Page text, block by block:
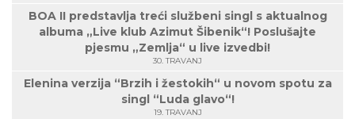
BOA II predstavlja treći službeni singl s aktualnog
albuma „Live klub Azimut Šibenik“! Poslušajte
pjesmu „Zemlja“ u live izvedbi!
30. TRAVANJ
Elenina verzija “Brzih i žestokih“ u novom spotu za
singl “Luda glavo“!
19. TRAVANJ